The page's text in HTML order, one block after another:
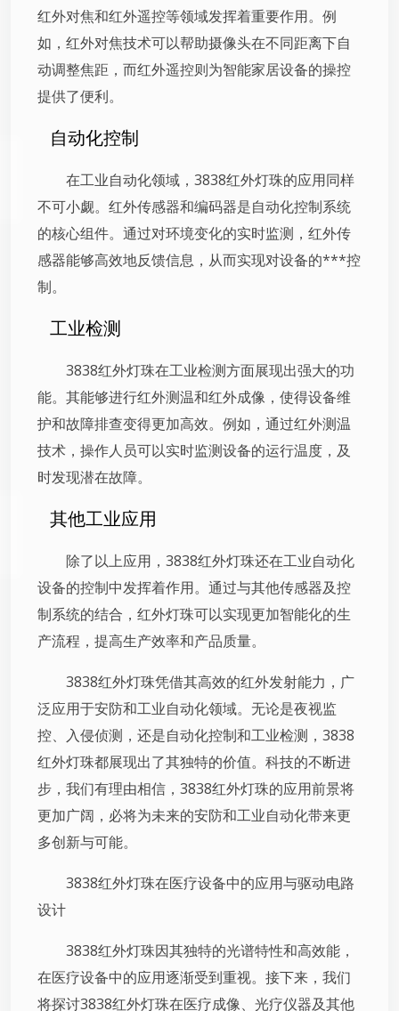
红外对焦和红外遥控等领域发挥着重要作用。例
如，红外对焦技术可以帮助摄像头在不同距离下自
动调整焦距，而红外遥控则为智能家居设备的操控
提供了便利。
自动化控制
在工业自动化领域，3838红外灯珠的应用同样
不可小觑。红外传感器和编码器是自动化控制系统
的核心组件。通过对环境变化的实时监测，红外传
感器能够高效地反馈信息，从而实现对设备的***控
制。
工业检测
3838红外灯珠在工业检测方面展现出强大的功
能。其能够进行红外测温和红外成像，使得设备维
护和故障排查变得更加高效。例如，通过红外测温
技术，操作人员可以实时监测设备的运行温度，及
时发现潜在故障。
其他工业应用
除了以上应用，3838红外灯珠还在工业自动化
设备的控制中发挥着作用。通过与其他传感器及控
制系统的结合，红外灯珠可以实现更加智能化的生
产流程，提高生产效率和产品质量。
3838红外灯珠凭借其高效的红外发射能力，广
泛应用于安防和工业自动化领域。无论是夜视监
控、入侵侦测，还是自动化控制和工业检测，3838
红外灯珠都展现出了其独特的价值。科技的不断进
步，我们有理由相信，3838红外灯珠的应用前景将
更加广阔，必将为未来的安防和工业自动化带来更
多创新与可能。
3838红外灯珠在医疗设备中的应用与驱动电路
设计
3838红外灯珠因其独特的光谱特性和高效能，
在医疗设备中的应用逐渐受到重视。接下来，我们
将探讨3838红外灯珠在医疗成像、光疗仪器及其他